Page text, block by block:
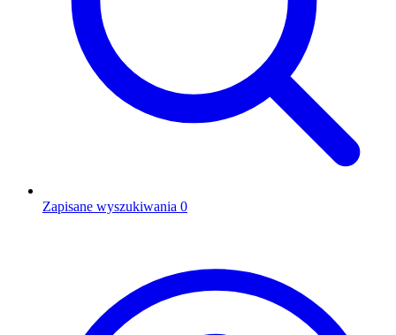
Zapisane wyszukiwania 0